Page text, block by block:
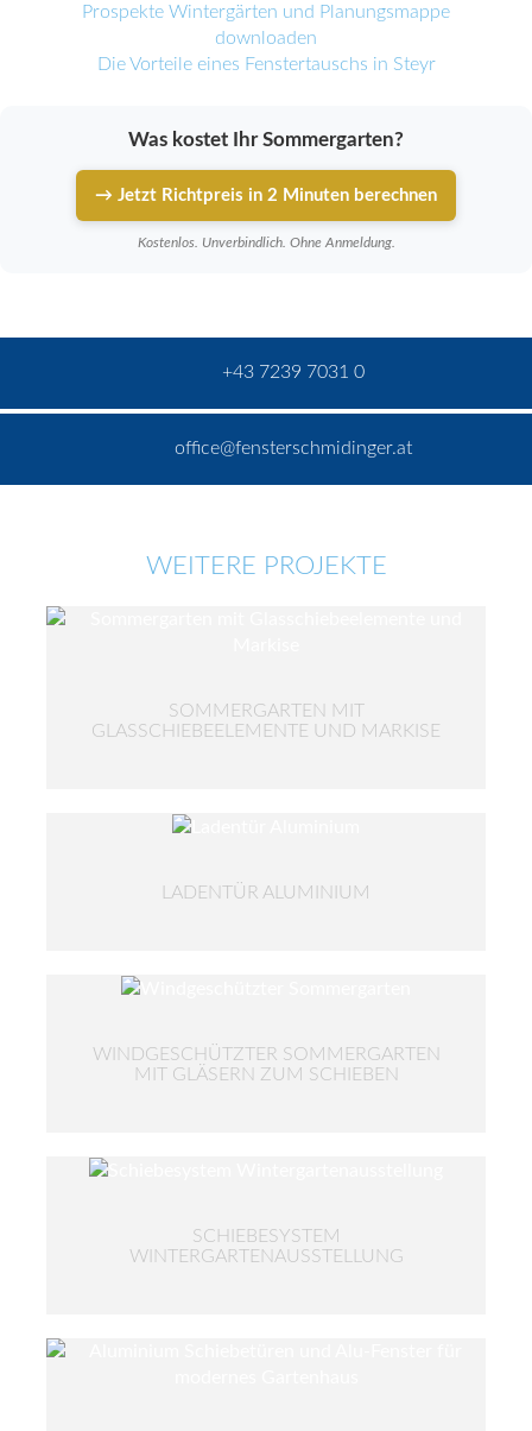
Prospekte Wintergärten und Planungsmappe
downloaden
Die Vorteile eines Fenstertauschs in Steyr
Was kostet Ihr Sommergarten?
→ Jetzt Richtpreis in 2 Minuten berechnen
Kostenlos. Unverbindlich. Ohne Anmeldung.
+43 7239 7031 0
office@fensterschmidinger.at
WEITERE PROJEKTE
SOMMERGARTEN MIT
GLASSCHIEBEELEMENTE UND MARKISE
LADENTÜR ALUMINIUM
WINDGESCHÜTZTER SOMMERGARTEN
MIT GLÄSERN ZUM SCHIEBEN
SCHIEBESYSTEM
WINTERGARTENAUSSTELLUNG